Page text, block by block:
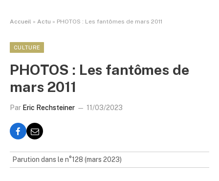
Accueil » Actu » PHOTOS : Les fantômes de mars 2011
CULTURE
PHOTOS : Les fantômes de
mars 2011
Par Eric Rechsteiner 11/03/2023
Parution dans le n°128 (mars 2023)